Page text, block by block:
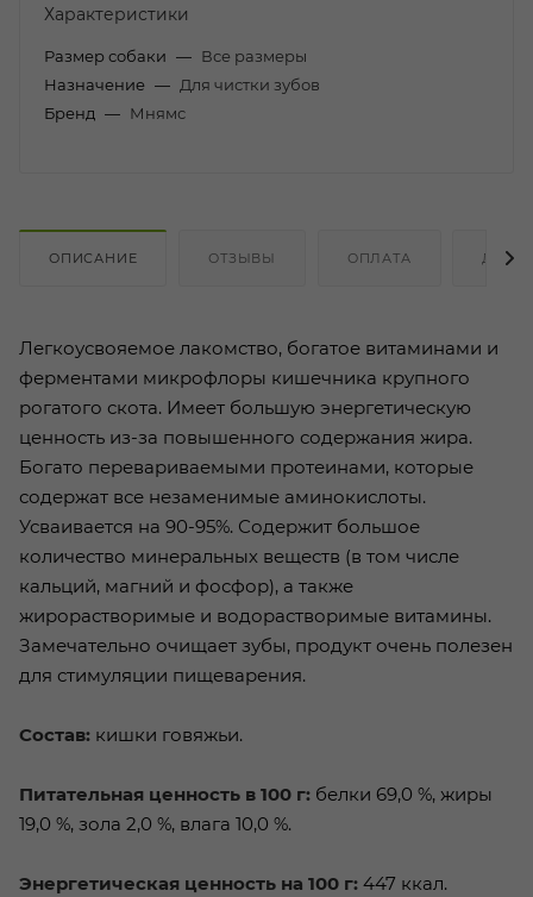
Характеристики
Размер собаки — Все размеры
Назначение — Для чистки зубов
Бренд — Мнямс
ОПИСАНИЕ ОТЗЫВЫ ОПЛАТА
Легкоусвояемое лакомство, богатое витаминами и
ферментами микрофлоры кишечника крупного
рогатого скота. Имеет большую энергетическую
ценность из-за повышенного содержания жира.
Богато перевариваемыми протеинами, которые
содержат все незаменимые аминокислоты.
Усваивается на 90-95%. Содержит большое
количество минеральных веществ (в том числе
кальций, магний и фосфор), а также
жирорастворимые и водорастворимые витамины.
Замечательно очищает зубы, продукт очень полезен
для стимуляции пищеварения.
Состав: кишки говяжьи.
Питательная ценность в 100 г: белки 69,0 %, жиры
19,0 %, зола 2,0 %, влага 10,0 %.
Энергетическая ценность на 100 г: 447 ккал.